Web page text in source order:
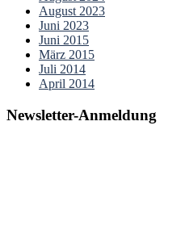
August 2023
Juni 2023
Juni 2015
März 2015
Juli 2014
April 2014
Newsletter-Anmeldung